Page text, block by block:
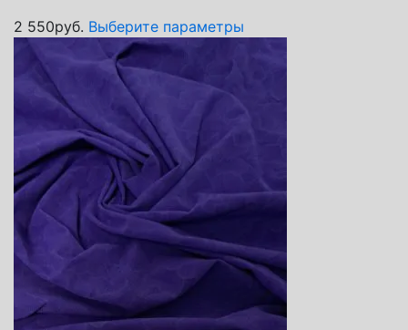
2 550руб. Выберите параметры